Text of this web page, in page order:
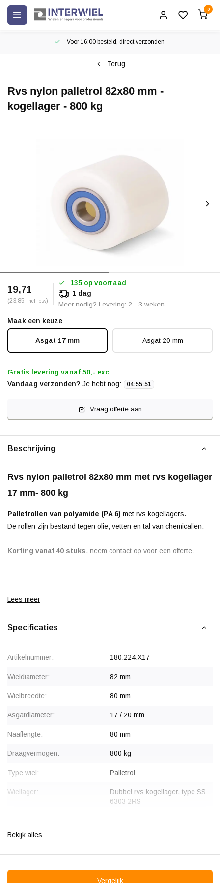
0
Voor 16:00 besteld, direct verzonden!
Terug
Rvs nylon palletrol 82x80 mm -
kogellager - 800 kg
19,71
(23,85 Incl. btw)
135 op voorraad
1 dag
Meer nodig? Levering: 2 - 3 weken
Maak een keuze
Asgat 17 mm Asgat 20 mm
Gratis levering vanaf 50,- excl.
Vandaag verzonden? Je hebt nog: 04:55:51
Vraag offerte aan
Beschrijving
Rvs nylon palletrol 82x80 mm met rvs kogellager
17 mm- 800 kg
Palletrollen van polyamide (PA 6) met rvs kogellagers.
De rollen zijn bestand tegen olie, vetten en tal van chemicaliën.
Korting vanaf 40 stuks, neem contact op voor een offerte.
Lees meer
Specificaties
Artikelnummer: 180.224.X17
Wieldiameter: 82 mm
Wielbreedte: 80 mm
Asgatdiameter: 17 / 20 mm
Naaflengte: 80 mm
Draagvermogen: 800 kg
Type wiel: Palletrol
Wiellager:
Dubbel rvs kogellager, type SS
6303 2RS
Hardheid band:
Bekijk alles
Vergelijk